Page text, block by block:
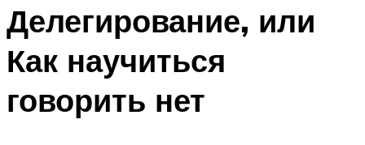
Делегирование, или
Как научиться
говорить нет